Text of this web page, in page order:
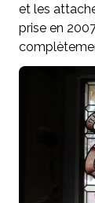
et les
prise en